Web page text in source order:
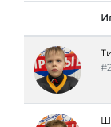
Ти